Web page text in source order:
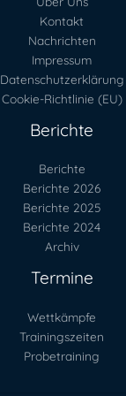
Kontakt
Nachrichten
Impressum
Datenschutzerklärung
Cookie-Richtlinie (EU)
Berichte
Berichte
Berichte 2026
Berichte 2025
Berichte 2024
Archiv
Termine
Wettkämpfe
Trainingszeiten
Probetraining